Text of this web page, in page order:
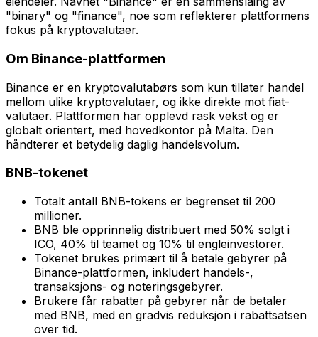
"binary" og "finance", noe som reflekterer plattformens
fokus på kryptovalutaer.
Om Binance-plattformen
Binance er en kryptovalutabørs som kun tillater handel
mellom ulike kryptovalutaer, og ikke direkte mot fiat-
valutaer. Plattformen har opplevd rask vekst og er
globalt orientert, med hovedkontor på Malta. Den
håndterer et betydelig daglig handelsvolum.
BNB-tokenet
Totalt antall BNB-tokens er begrenset til 200
millioner.
BNB ble opprinnelig distribuert med 50% solgt i
ICO, 40% til teamet og 10% til engleinvestorer.
Tokenet brukes primært til å betale gebyrer på
Binance-plattformen, inkludert handels-,
transaksjons- og noteringsgebyrer.
Brukere får rabatter på gebyrer når de betaler
med BNB, med en gradvis reduksjon i rabattsatsen
over tid.